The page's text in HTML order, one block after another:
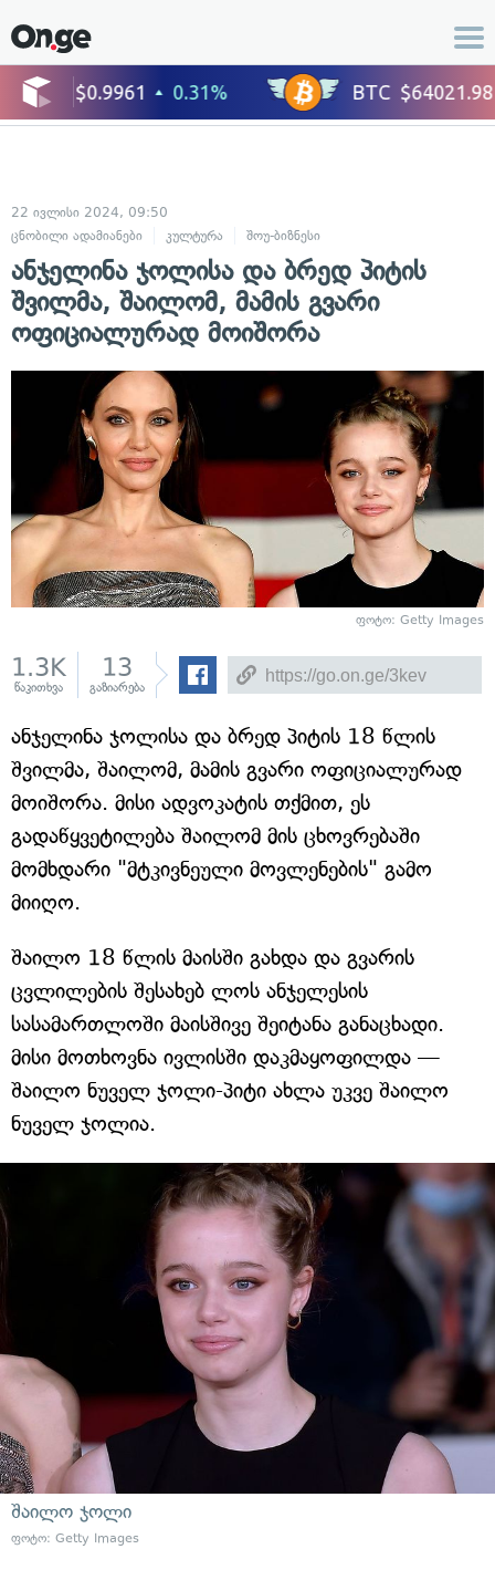
22 ივლისი 2024, 09:50
ცნობილი ადამიანები
კულტურა შოუ-ბიზნესი
ანჯელინა ჯოლისა და ბრედ პიტის
შვილმა, შაილომ, მამის გვარი
ოფიციალურად მოიშორა
ფოტო: Getty Images
1.3K
წაკითხვა
13
გაზიარება
ანჯელინა ჯოლისა და ბრედ პიტის 18 წლის
შვილმა, შაილომ, მამის გვარი ოფიციალურად
მოიშორა. მისი ადვოკატის თქმით, ეს
გადაწყვეტილება შაილომ მის ცხოვრებაში
მომხდარი "მტკივნეული მოვლენების" გამო
მიიღო.
შაილო 18 წლის მაისში გახდა და გვარის
ცვლილების შესახებ ლოს ანჯელესის
სასამართლოში მაისშივე შეიტანა განაცხადი.
მისი მოთხოვნა ივლისში დაკმაყოფილდა —
შაილო ნუველ ჯოლი-პიტი ახლა უკვე შაილო
ნუველ ჯოლია.
შაილო ჯოლი
ფოტო: Getty Images